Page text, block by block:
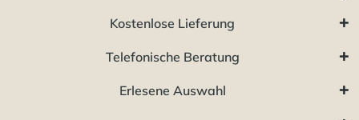
Kostenlose Lieferung
Telefonische Beratung
Erlesene Auswahl